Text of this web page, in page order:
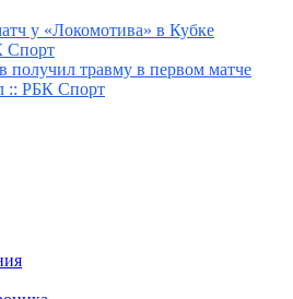
у «Локомотива» в Кубке
Спорт
травму в первом матче
:: РБК Спорт